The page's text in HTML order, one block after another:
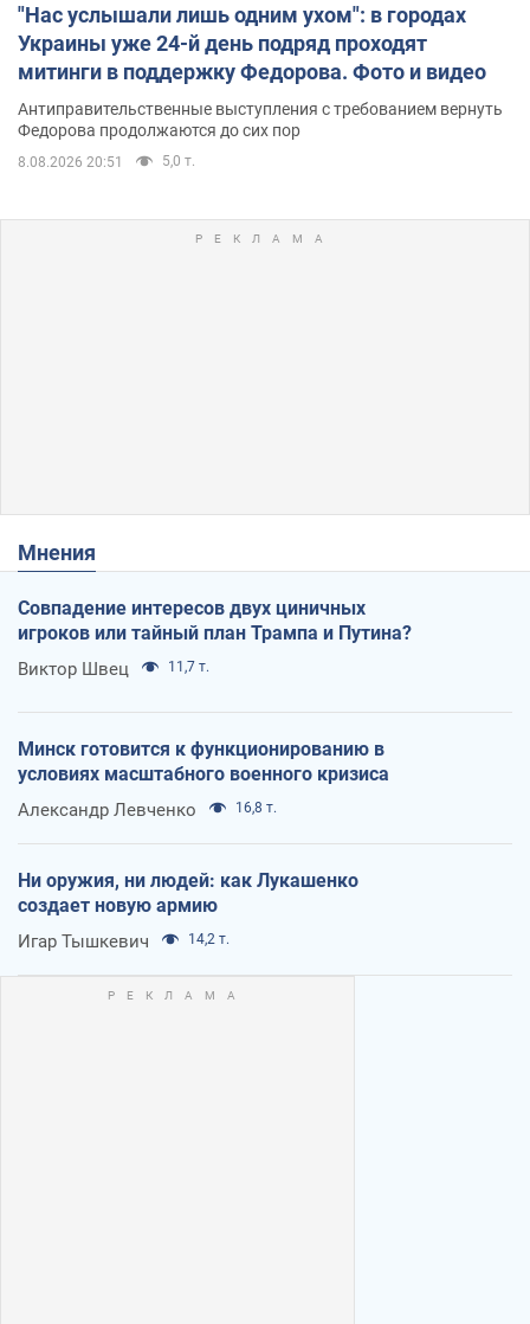
"Нас услышали лишь одним ухом": в городах
Украины уже 24-й день подряд проходят
митинги в поддержку Федорова. Фото и видео
Антиправительственные выступления с требованием вернуть
Федорова продолжаются до сих пор
8.08.2026 20:51 5,0 т.
Мнения
Совпадение интересов двух циничных
игроков или тайный план Трампа и Путина?
Виктор Швец 11,7 т.
Минск готовится к функционированию в
условиях масштабного военного кризиса
Александр Левченко 16,8 т.
Ни оружия, ни людей: как Лукашенко
создает новую армию
Игар Тышкевич 14,2 т.